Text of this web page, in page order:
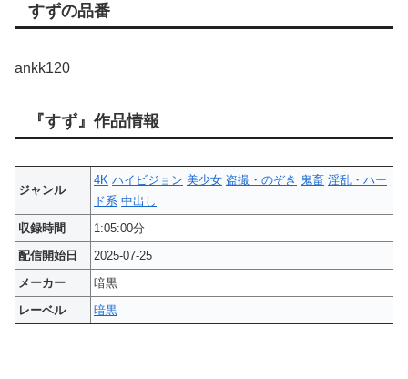
すずの品番
ankk120
『すず』作品情報
ジャンル
4K ハイビジョン 美少女 盗撮・のぞき 鬼畜 淫乱・ハー
ド系 中出し
収録時間
1:05:00分
配信開始日
2025-07-25
メーカー
暗黒
レーベル
暗黒